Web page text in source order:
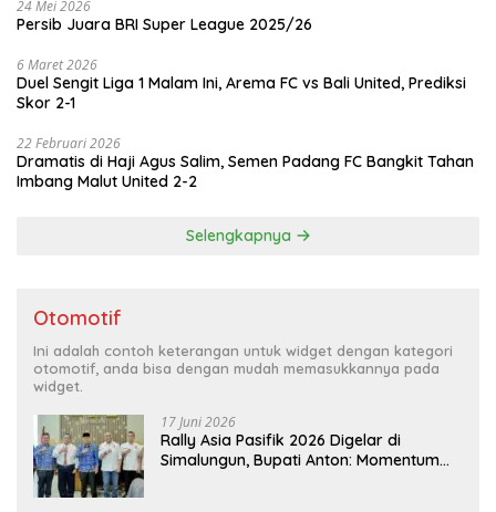
24 Mei 2026
Persib Juara BRI Super League 2025/26
6 Maret 2026
Duel Sengit Liga 1 Malam Ini, Arema FC vs Bali United, Prediksi
Skor 2-1
22 Februari 2026
Dramatis di Haji Agus Salim, Semen Padang FC Bangkit Tahan
Imbang Malut United 2-2
Selengkapnya
Otomotif
Ini adalah contoh keterangan untuk widget dengan kategori
otomotif, anda bisa dengan mudah memasukkannya pada
widget.
17 Juni 2026
Rally Asia Pasifik 2026 Digelar di
Simalungun, Bupati Anton: Momentum